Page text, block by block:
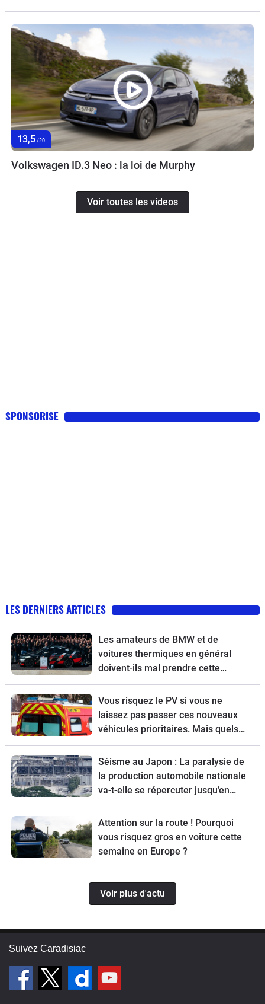
13,5 /20
Volkswagen ID.3 Neo : la loi de Murphy
Voir toutes les videos
SPONSORISE
LES DERNIERS ARTICLES
Les amateurs de BMW et de
voitures thermiques en général
doivent-ils mal prendre cette
nouvelle ?
Vous risquez le PV si vous ne
laissez pas passer ces nouveaux
véhicules prioritaires. Mais quels
sont-ils ?
Séisme au Japon : La paralysie de
la production automobile nationale
va-t-elle se répercuter jusqu’en
Europe ?
Attention sur la route ! Pourquoi
vous risquez gros en voiture cette
semaine en Europe ?
Voir plus d'actu
Suivez Caradisiac